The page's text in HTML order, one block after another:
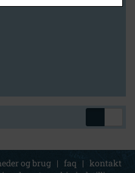
og brug | faq | kontakt